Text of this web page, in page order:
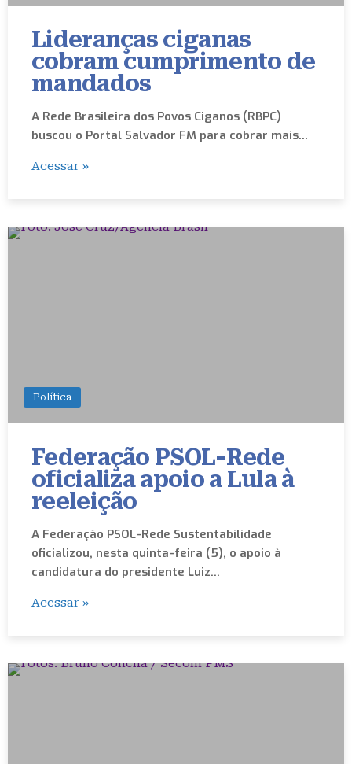
Lideranças ciganas
cobram cumprimento de
mandados
A Rede Brasileira dos Povos Ciganos (RBPC)
buscou o Portal Salvador FM para cobrar mais…
Acessar »
Política
Federação PSOL-Rede
oficializa apoio a Lula à
reeleição
A Federação PSOL-Rede Sustentabilidade
oficializou, nesta quinta-feira (5), o apoio à
candidatura do presidente Luiz…
Acessar »